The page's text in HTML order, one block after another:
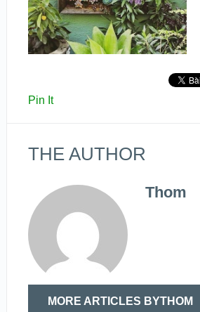
Pin It
THE AUTHOR
Thom
MORE ARTICLES BYTHOM